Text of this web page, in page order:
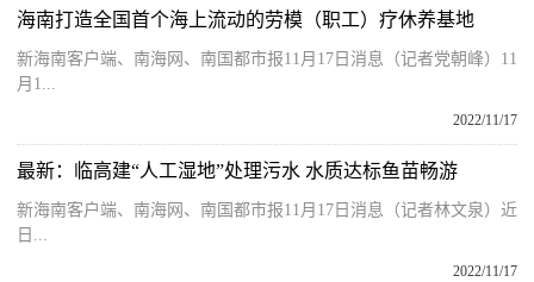
海南打造全国首个海上流动的劳模（职工）疗休养基地
新海南客户端、南海网、南国都市报11月17日消息（记者党朝峰）11
月1...
2022/11/17
最新：临高建“人工湿地”处理污水 水质达标鱼苗畅游
新海南客户端、南海网、南国都市报11月17日消息（记者林文泉）近
日...
2022/11/17